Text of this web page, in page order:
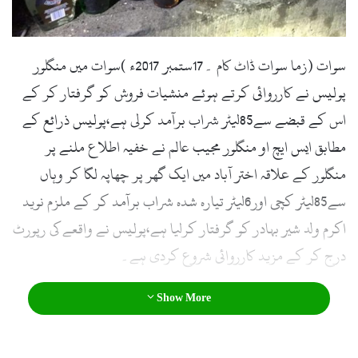
l
سوات (زما سوات ڈاٹ کام ۔17ستمبر 2017ء )سوات میں منگلور
پولیس نے کارروائی کرتے ہوئے منشیات فروش کو گرفتار کر کے
اس کے قبضے سے85لیٹر شراب برآمد کرلی ہے،پولیس ذرائع کے
مطابق ایس ایچ او منگلور مجیب عالم نے خفیہ اطلاع ملنے پر
منگلور کے علاقہ اختر آباد میں ایک گھر پر چھاپہ لگا کر وہاں
سے85لیٹر کچی اور6لیٹر تیارہ شدہ شراب برآمد کر کے ملزم نوید
اکرم ولد شیر بہادر کو گرفتار کرلیا ہے،پولیس نے واقعے کی رپورٹ
درج کر کے مزید کارروائی شروع کردی ہے۔
Show More